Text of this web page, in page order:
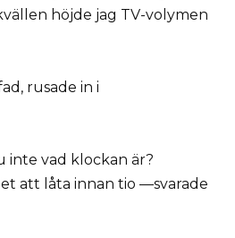
höjde jag TV-volymen
rusade in i
inte vad klockan är?
att låta innan tio —svarade